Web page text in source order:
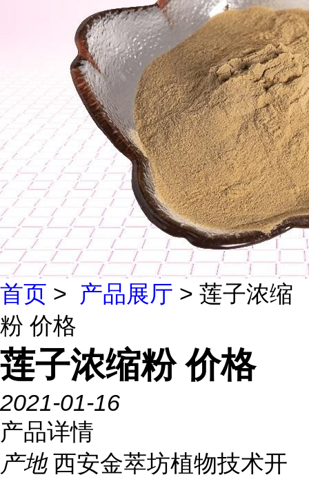
首页 > 产品展厅 > 莲子浓缩
粉 价格
莲子浓缩粉 价格
2021-01-16
产品详情
产地 西安金萃坊植物技术开